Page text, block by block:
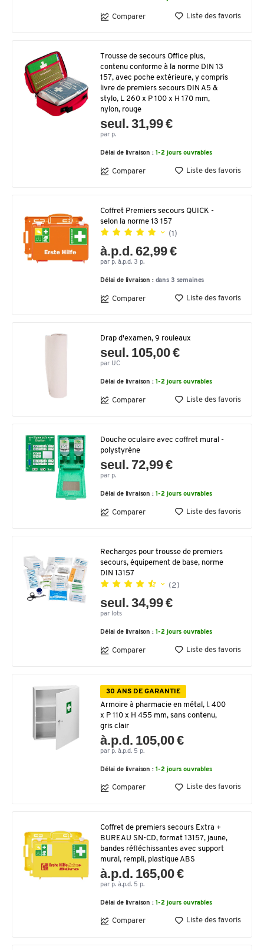
Comparer Liste des favoris
Trousse de secours Office plus,
contenu conforme à la norme DIN 13
157, avec poche extérieure, y compris
livre de premiers secours DIN A5 &
stylo, L 260 x P 100 x H 170 mm,
nylon, rouge
seul. 31,99 €
par p.
Délai de livraison : 1-2 jours ouvrables
Comparer Liste des favoris
Coffret Premiers secours QUICK -
selon la norme 13 157
(1)
à.p.d. 62,99 €
par p. à.p.d. 3 p.
Délai de livraison : dans 3 semaines
Comparer Liste des favoris
Drap d'examen, 9 rouleaux
seul. 105,00 €
par UC
Délai de livraison : 1-2 jours ouvrables
Comparer Liste des favoris
Douche oculaire avec coffret mural -
polystyrène
seul. 72,99 €
par p.
Délai de livraison : 1-2 jours ouvrables
Comparer Liste des favoris
Recharges pour trousse de premiers
secours, équipement de base, norme
DIN 13157
(2)
seul. 34,99 €
par lots
Délai de livraison : 1-2 jours ouvrables
Comparer Liste des favoris
30 ANS DE GARANTIE
Armoire à pharmacie en métal, l. 400
x P 110 x H 455 mm, sans contenu,
gris clair
à.p.d. 105,00 €
par p. à.p.d. 5 p.
Délai de livraison : 1-2 jours ouvrables
Comparer Liste des favoris
Coffret de premiers secours Extra +
BUREAU SN-CD, format 13157, jaune,
bandes réfléchissantes avec support
mural, rempli, plastique ABS
à.p.d. 165,00 €
par p. à.p.d. 5 p.
Délai de livraison : 1-2 jours ouvrables
Comparer Liste des favoris